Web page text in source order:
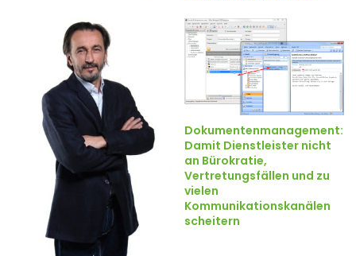
Dokumentenmanagement:
Damit Dienstleister nicht
an Bürokratie,
Vertretungsfällen und zu
vielen
Kommunikationskanälen
scheitern